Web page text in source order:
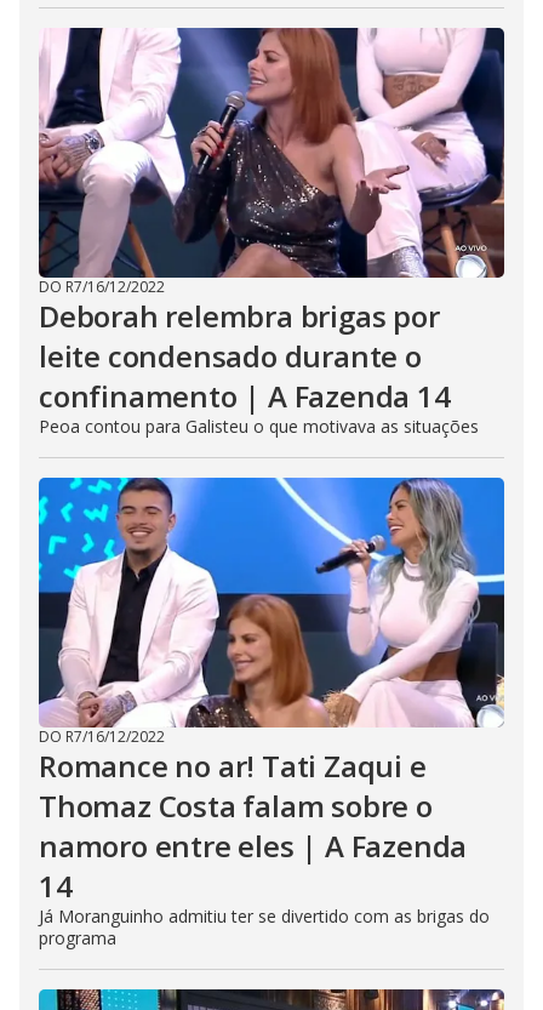
DO R7/16/12/2022
Deborah relembra brigas por
leite condensado durante o
confinamento | A Fazenda 14
Peoa contou para Galisteu o que motivava as situações
DO R7/16/12/2022
Romance no ar! Tati Zaqui e
Thomaz Costa falam sobre o
namoro entre eles | A Fazenda
14
Já Moranguinho admitiu ter se divertido com as brigas do
programa